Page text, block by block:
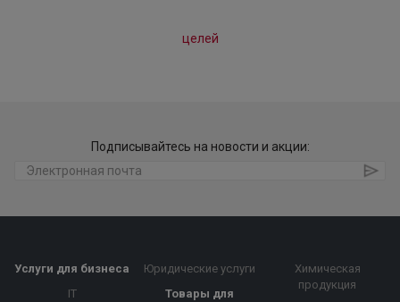
Подписывайтесь на новости и акции:
Услуги для бизнеса
IT
Юридические услуги
Товары для
Химическая
продукция